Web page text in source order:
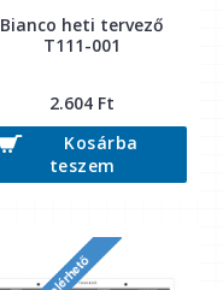
Bianco heti tervező
T111-001
2.604 Ft
Kosárba
teszem